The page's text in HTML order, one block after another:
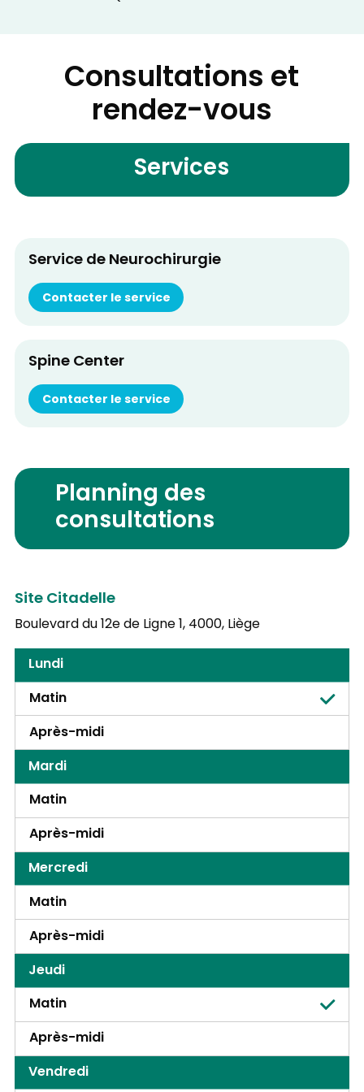
Consultations et
rendez-vous
Services
Service de Neurochirurgie
Contacter le service
Spine Center
Contacter le service
Planning des
consultations
Site Citadelle
Boulevard du 12e de Ligne 1,4000, Liège
Lundi
Matin
Après-midi
Mardi
Matin
Après-midi
Mercredi
Matin
Après-midi
Jeudi
Matin
Après-midi
Vendredi